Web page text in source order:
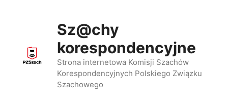
Sz@chy
korespondencyjne
Strona internetowa Komisji Szachów
Korespondencyjnych Polskiego Związku
Szachowego